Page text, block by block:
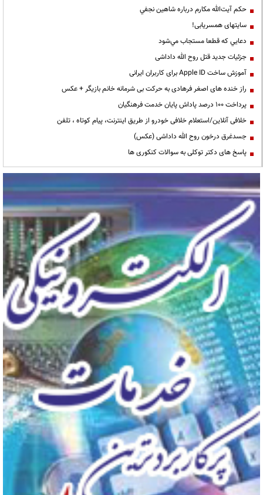
حكم آيت‌الله مكارم درباره شاهين نجفي
سایتهای همسریابی!
دعايي كه قطعا مستجاب مي‌شود
جزئیات جدید قتل روح الله داداشی
آموزش ساخت Apple ID برای کاربران ایرانی
راز خنده های اصغر فرهادی به حرکت بی شرمانه خانم بازیگر + عکس
پرداخت ۱۰۰ درصد پاداش پایان خدمت فرهنگیان
خلافی آنلاین/استعلام خلافی خودرو از طریق اینترنت، پیام کوتاه ، تلفن
جسدغرق درخون روح الله داداشی (عکس)
پاسخ های دکتر توکلی به سوالات کنکوری ها